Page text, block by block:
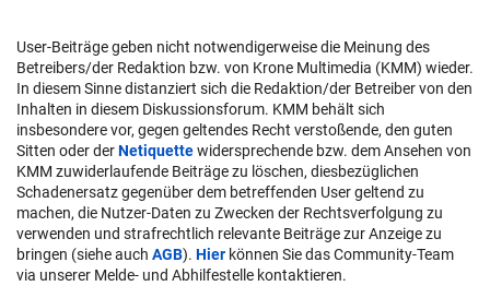
User-Beiträge geben nicht notwendigerweise die Meinung des
Betreibers/der Redaktion bzw. von Krone Multimedia (KMM) wieder.
In diesem Sinne distanziert sich die Redaktion/der Betreiber von den
Inhalten in diesem Diskussionsforum. KMM behält sich
insbesondere vor, gegen geltendes Recht verstoßende, den guten
Sitten oder derNetiquettewidersprechende bzw. dem Ansehen von
KMM zuwiderlaufende Beiträge zu löschen, diesbezüglichen
Schadenersatz gegenüber dem betreffenden User geltend zu
machen, die Nutzer-Daten zu Zwecken der Rechtsverfolgung zu
verwenden und strafrechtlich relevante Beiträge zur Anzeige zu
bringen (siehe auch AGB). Hier können Sie das Community-Team
via unserer Melde- und Abhilfestelle kontaktieren.